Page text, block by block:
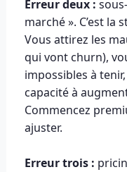
Erreur deux :
marché ». C’est la
Vous attirez les
qui vont churn),
impossibles à
capacité à
Commencez
ajuster.
Erreur trois :